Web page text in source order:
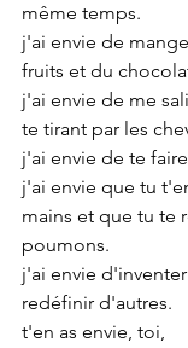
même temps.
j'ai envie de
fruits et du
j'ai envie de me
te tirant par les
j'ai envie de te
j'ai envie que tu
mains et que tu te
poumons.
j'ai envie
redéfinir d'autres.
t'en as envie, toi,